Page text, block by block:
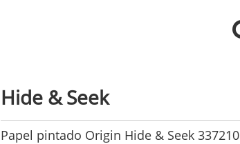
Hide & Seek
Papel pintado Origin Hide & Seek 337210